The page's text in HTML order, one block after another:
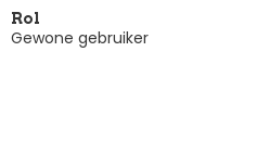
Rol
Gewone gebruiker